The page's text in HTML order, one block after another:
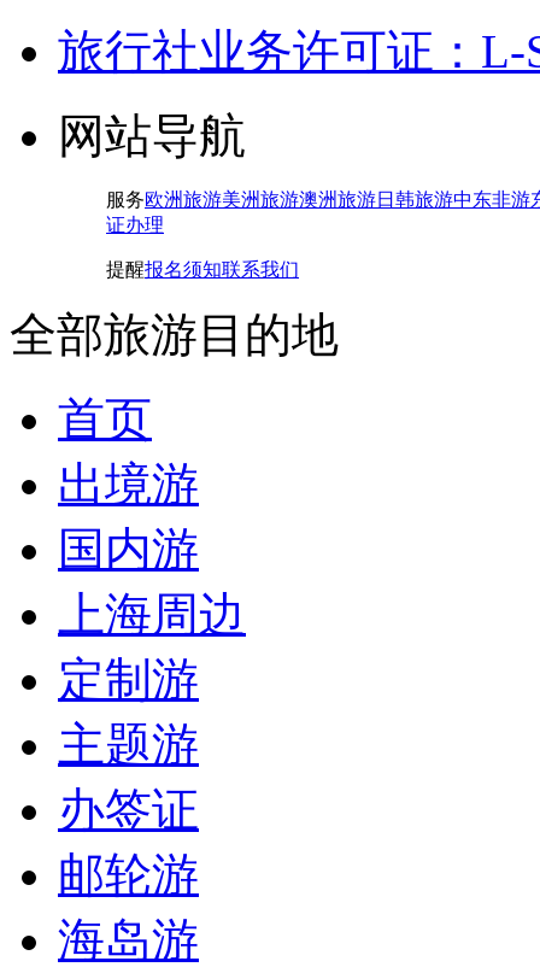
旅行社业务许可证：L-
网站导航
服务欧洲旅游美洲旅游澳洲旅游日韩旅游中东非游
证办理
提醒报名须知联系我们
全部旅游目的地
首页
出境游
国内游
上海周边
定制游
主题游
办签证
邮轮游
海岛游